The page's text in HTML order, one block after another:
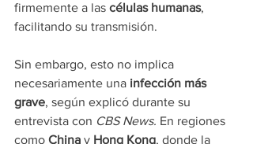
firmemente a las células humanas,
facilitando su transmisión.
Sin embargo, esto no implica
necesariamente una infección más
grave, según explicó durante su
entrevista con CBS News. En regiones
como China y Hong Kong, donde la